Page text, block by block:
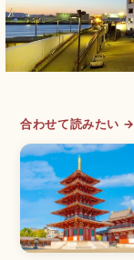
合わせて読みたい →